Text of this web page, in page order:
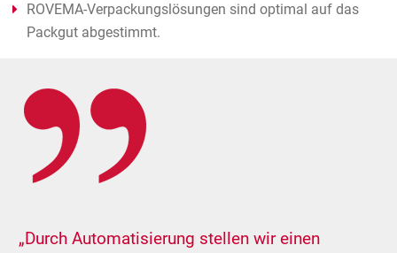
ROVEMA-Verpackungslösungen sind optimal auf das
Packgut abgestimmt.
„Durch Automatisierung stellen wir einen